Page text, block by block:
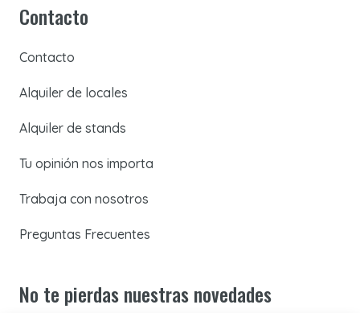
Contacto
Contacto
Alquiler de locales
Alquiler de stands
Tu opinión nos importa
Trabaja con nosotros
Preguntas Frecuentes
No te pierdas nuestras novedades